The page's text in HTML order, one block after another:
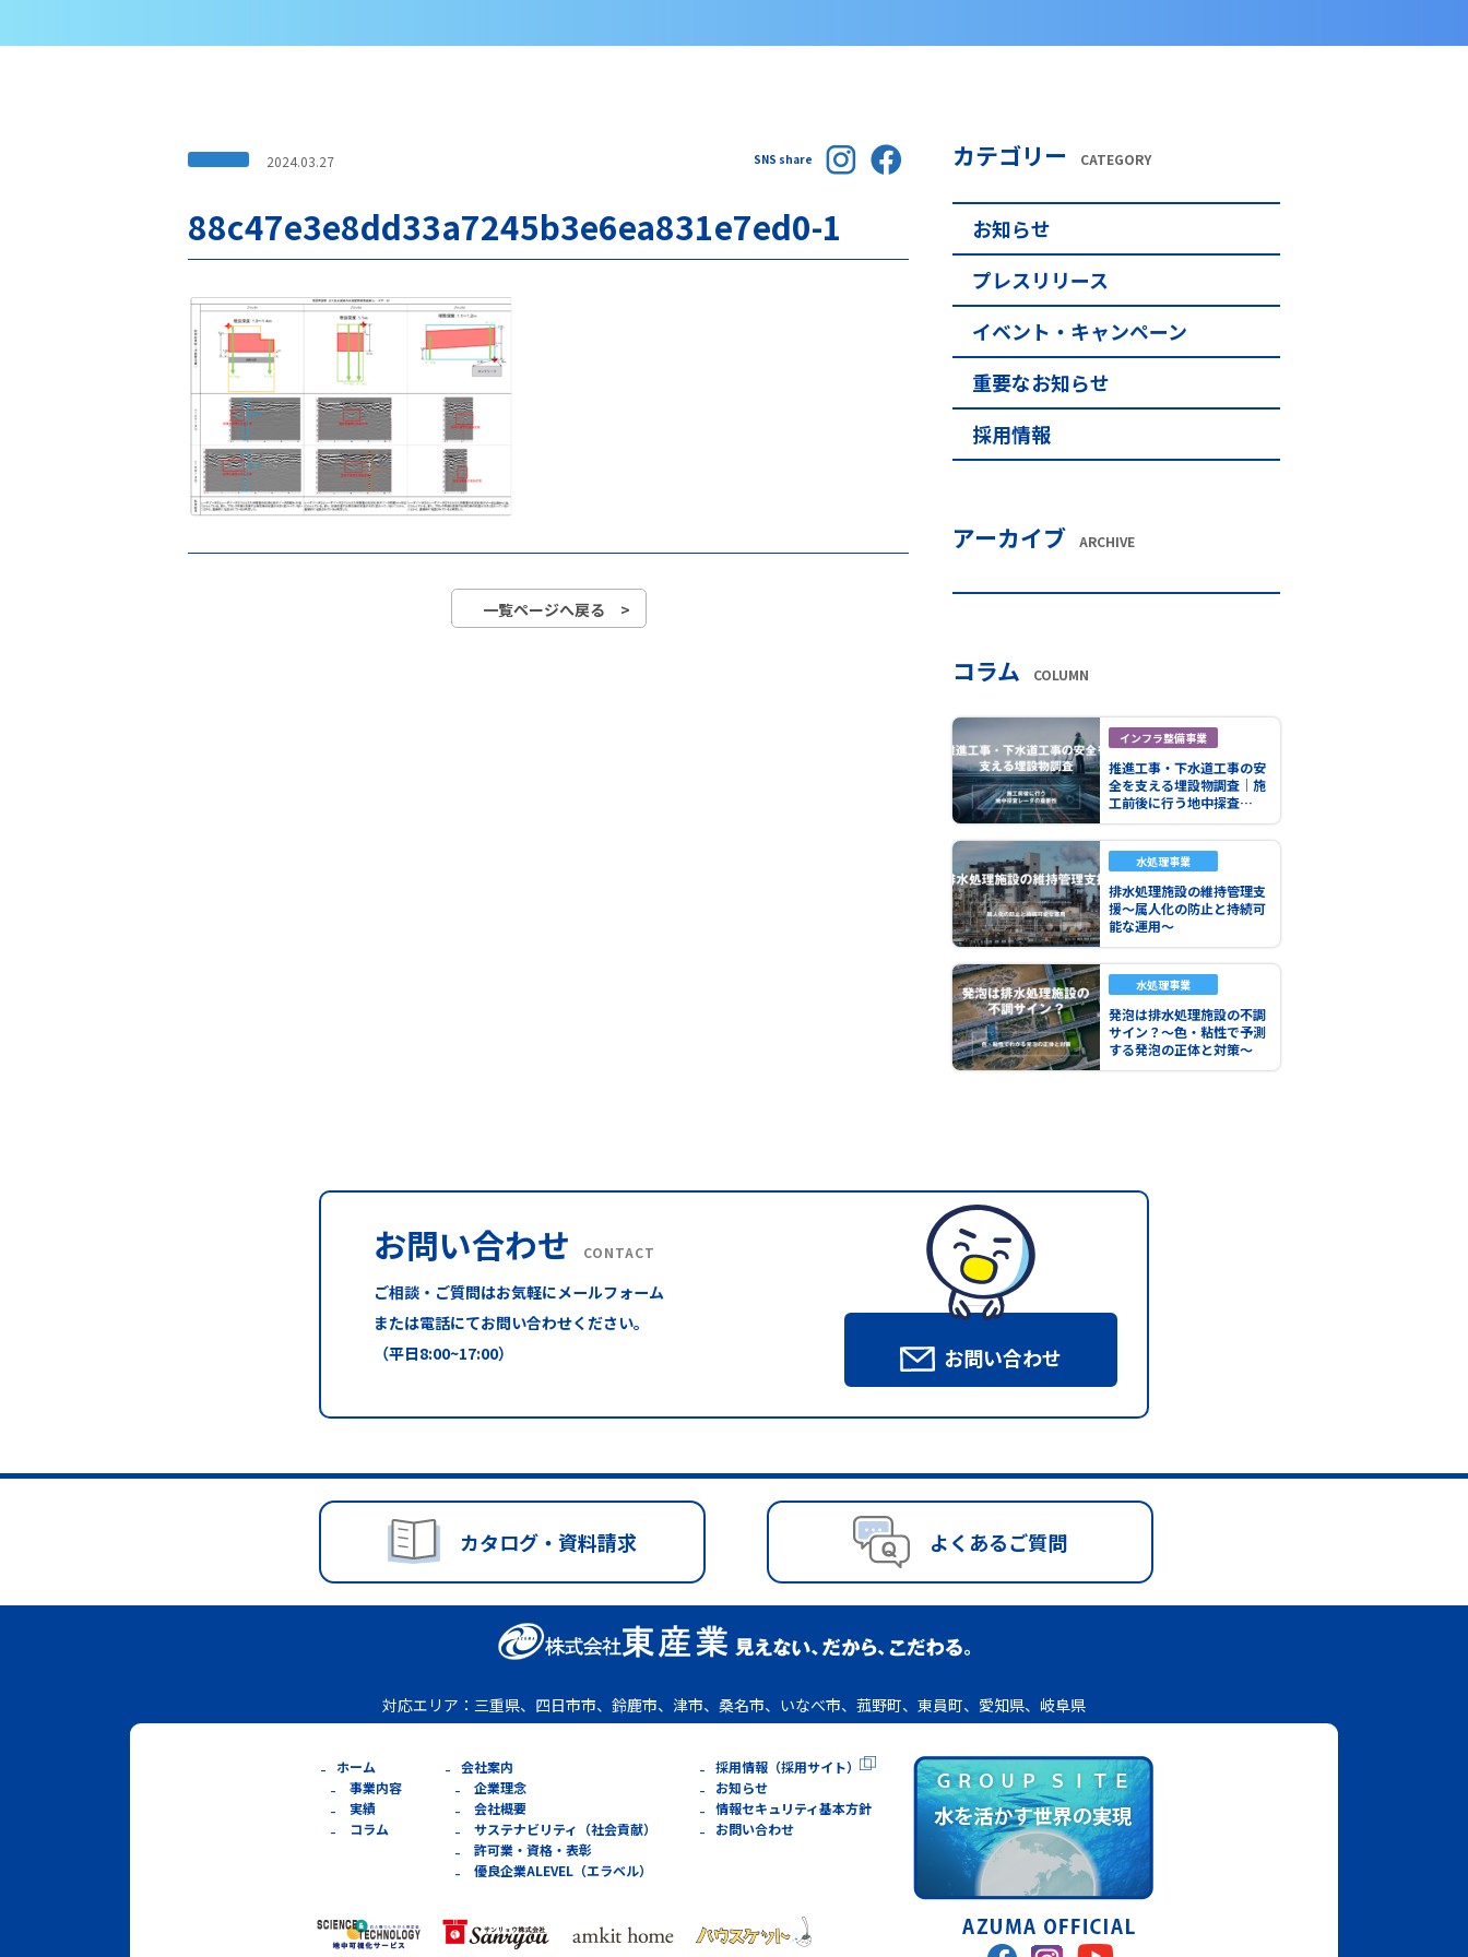
2024.03.27 SNS share
88c47e3e8dd33a7245b3e6ea831e7ed0-1
一覧ページへ戻る >
カテゴリー CATEGORY
お知らせ
プレスリリース
イベント・キャンペーン
重要なお知らせ
採用情報
アーカイブ ARCHIVE
コラム COLUMN
インフラ整備事業
推進工事・下水道工事の安
全を支える埋設物調査｜施
工前後に行う地中探査…
水処理事業
排水処理施設の維持管理支
援～属人化の防止と持続可
能な運用～
水処理事業
発泡は排水処理施設の不調
サイン？～色・粘性で予測
する発泡の正体と対策～
お問い合わせ CONTACT
ご相談・ご質問はお気軽にメールフォーム
または電話にてお問い合わせください。
（平日8:00~17:00）
お問い合わせ
カタログ・資料請求 よくあるご質問
対応エリア： 三重県、四日市市、鈴鹿市、津市、桑名市、いなべ市、菰野町、東員町、愛知県、岐阜県
ホーム
事業内容
実績
コラム
会社案内
企業理念
会社概要
サステナビリティ（社会貢献）
許可業・資格・表彰
優良企業ALEVEL（エラベル）
採用情報（採用サイト）
お知らせ
情報セキュリティ基本方針
お問い合わせ